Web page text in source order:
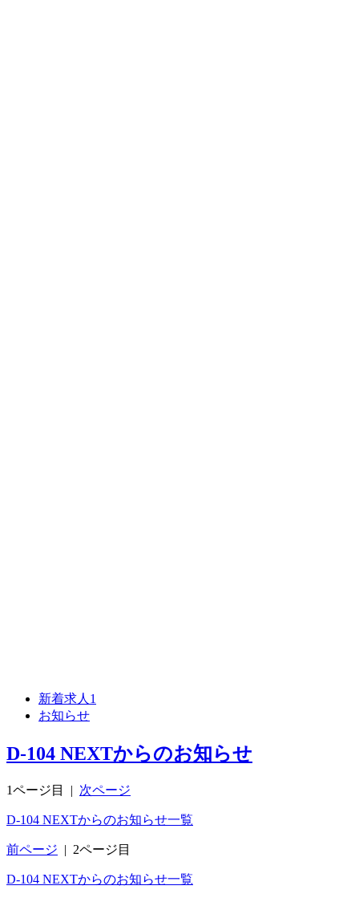
新着求人1
お知らせ
D-104 NEXTからのお知らせ
1ページ目 | 次ページ
D-104 NEXTからのお知らせ一覧
前ページ | 2ページ目
D-104 NEXTからのお知らせ一覧